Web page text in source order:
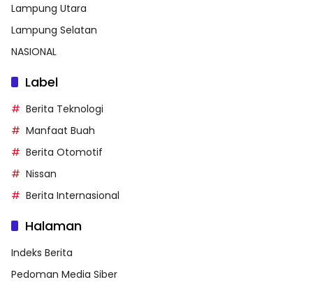
Lampung Utara
Lampung Selatan
NASIONAL
Label
Berita Teknologi
Manfaat Buah
Berita Otomotif
Nissan
Berita Internasional
Halaman
Indeks Berita
Pedoman Media Siber